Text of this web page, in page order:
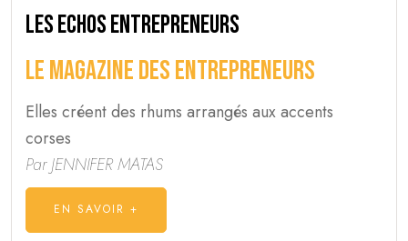
LES ECHOS ENTREPRENEURS
Le magazine des entrepreneurs
Elles créent des rhums arrangés aux accents
corses
Par JENNIFER MATAS
EN SAVOIR +